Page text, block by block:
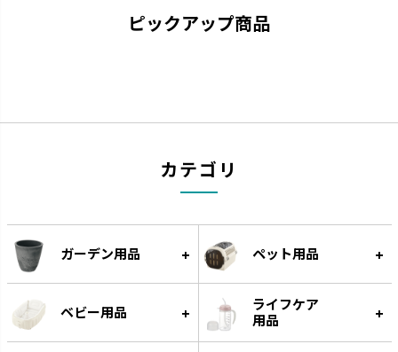
ひんやりしない
りしません。
ピックアップ商品
カテゴリ
ガーデン用品 ペット用品
ベビー用品
ライフケア
用品